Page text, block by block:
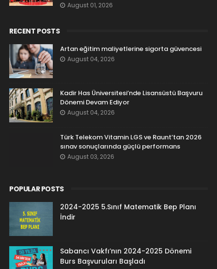
August 01, 2026
RECENT POSTS
Artan eğitim maliyetlerine sigorta güvencesi
August 04, 2026
Kadir Has Üniversitesi’nde Lisansüstü Başvuru
Dönemi Devam Ediyor
August 04, 2026
Türk Telekom Vitamin LGS ve Raunt’tan 2026
sınav sonuçlarında güçlü performans
August 03, 2026
POPULAR POSTS
2024-2025 5.Sınıf Matematik Bep Planı
İndir
Sabancı Vakfı’nın 2024-2025 Dönemi
Burs Başvuruları Başladı